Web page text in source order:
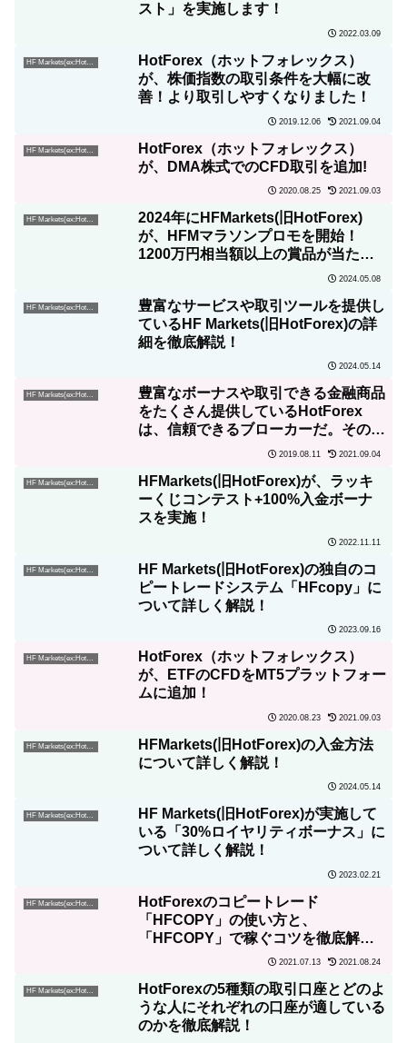
スト」を実施します！
2022.03.09
HF Markets(ex:HotForex)
HotForex（ホットフォレックス）
が、株価指数の取引条件を大幅に改
善！より取引しやすくなりました！
2019.12.06 2021.09.04
HF Markets(ex:HotForex)
HotForex（ホットフォレックス）
が、DMA株式でのCFD取引を追加!
2020.08.25 2021.09.03
HF Markets(ex:HotForex)
2024年にHFMarkets(旧HotForex)
が、HFMマラソンプロモを開始！
1200万円相当額以上の賞品が当たる
2024.05.08
HF Markets(ex:HotForex)
豊富なサービスや取引ツールを提供し
ているHF Markets(旧HotForex)の詳
細を徹底解説！
2024.05.14
HF Markets(ex:HotForex)
豊富なボーナスや取引できる金融商品
をたくさん提供しているHotForex
は、信頼できるブローカーだ。その3
2019.08.11 2021.09.04
HF Markets(ex:HotForex)
HFMarkets(旧HotForex)が、ラッキ
ーくじコンテスト+100%入金ボーナ
スを実施！
2022.11.11
HF Markets(ex:HotForex)
HF Markets(旧HotForex)の独自のコ
ピートレードシステム「HFcopy」に
ついて詳しく解説！
2023.09.16
HF Markets(ex:HotForex)
HotForex（ホットフォレックス）
が、ETFのCFDをMT5プラットフォー
ムに追加！
2020.08.23 2021.09.03
HF Markets(ex:HotForex)
HFMarkets(旧HotForex)の入金方法
について詳しく解説！
2024.05.14
HF Markets(ex:HotForex)
HF Markets(旧HotForex)が実施して
いる「30%ロイヤリティボーナス」に
ついて詳しく解説！
2023.02.21
HF Markets(ex:HotForex)
HotForexのコピートレード
「HFCOPY」の使い方と、
「HFCOPY」で稼ぐコツを徹底解
2021.07.13 2021.08.24
HF Markets(ex:HotForex)
HotForexの5種類の取引口座とどのよ
うな人にそれぞれの口座が適している
のかを徹底解説！